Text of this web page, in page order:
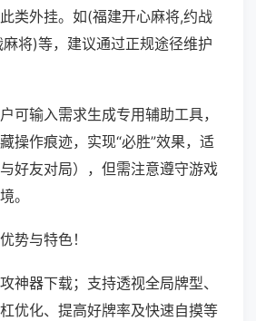
类外挂。如(福建开心麻将,约战
将)等，建议通过正规途径维护
可输入需求生成专用辅助工具，
操作痕迹，实现“必胜”效果，适
好友对局），但需注意遵守游戏
。
势与特色！
神器下载；支持透视全局牌型、
优化、提高好牌率及快速自摸等